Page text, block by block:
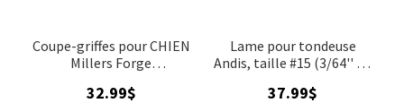
Coupe-griffes pour CHIEN
Millers Forge
32.99$
Lame pour tondeuse
Andis, taille #15 (3/64'' ou
37.99$